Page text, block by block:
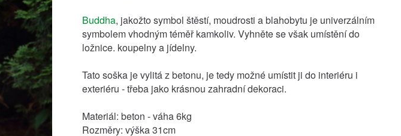
Buddha, jakožto symbol štěstí, moudrosti a blahobytu je univerzálním
symbolem vhodným téměř kamkoliv. Vyhněte se však umístění do
ložnice. koupelny a jídelny.
Tato soška je vylitá z betonu, je tedy možné umístit ji do interiéru i
exteriéru - třeba jako krásnou zahradní dekoraci.
Materiál: beton - váha 6kg
Rozměry: výška 31cm